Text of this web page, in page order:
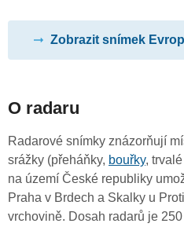
Zobrazit snímek
O radaru
Radarové snímky znázorňují
srážky (přeháňky, bouřky,
na území České republiky
Praha v Brdech a Skalky u
vrchovině. Dosah radarů je